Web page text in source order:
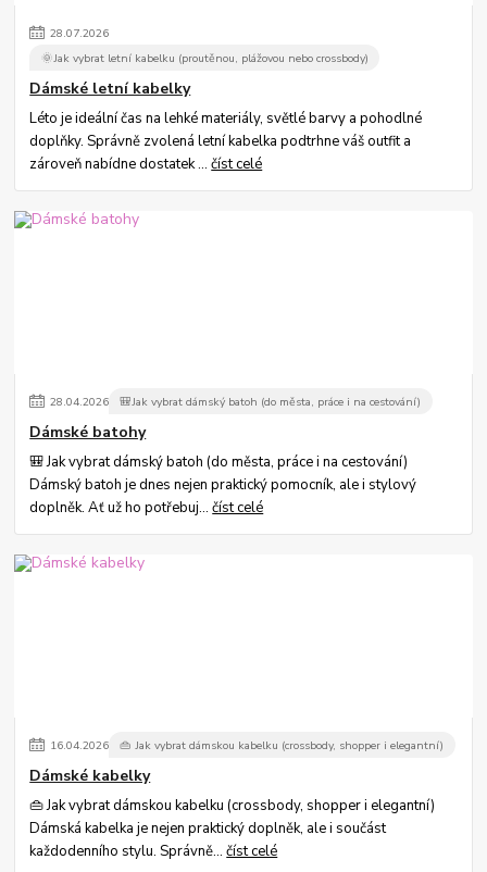
28.07.2026
🌞Jak vybrat letní kabelku (proutěnou, plážovou nebo crossbody)
Dámské letní kabelky
Léto je ideální čas na lehké materiály, světlé barvy a pohodlné
doplňky. Správně zvolená letní kabelka podtrhne váš outfit a
zároveň nabídne dostatek ...číst celé
28.04.2026 🎒Jak vybrat dámský batoh (do města, práce i na cestování)
Dámské batohy
🎒 Jak vybrat dámský batoh (do města, práce i na cestování)
Dámský batoh je dnes nejen praktický pomocník, ale i stylový
doplněk. Ať už ho potřebuj...číst celé
16.04.2026 👜 Jak vybrat dámskou kabelku (crossbody, shopper i elegantní)
Dámské kabelky
👜 Jak vybrat dámskou kabelku (crossbody, shopper i elegantní)
Dámská kabelka je nejen praktický doplněk, ale i součást
každodenního stylu. Správně...číst celé